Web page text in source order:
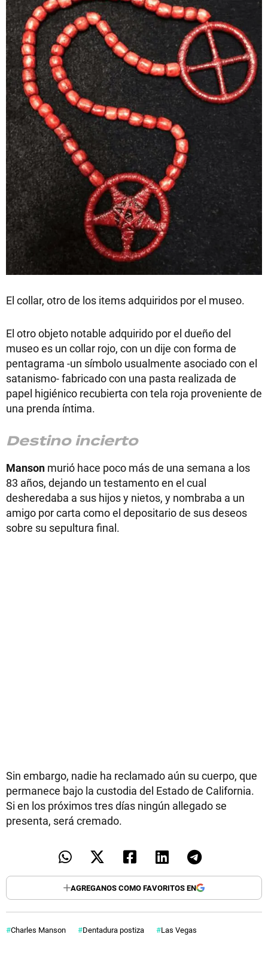
El collar, otro de los items adquiridos por el museo.
El otro objeto notable adquirido por el dueño del
museo es un collar rojo, con un dije con forma de
pentagrama -un símbolo usualmente asociado con el
satanismo- fabricado con una pasta realizada de
papel higiénico recubierta con tela roja proveniente de
una prenda íntima.
Destino incierto
Manson murió hace poco más de una semana a los
83 años, dejando un testamento en el cual
desheredaba a sus hijos y nietos, y nombraba a un
amigo por carta como el depositario de sus deseos
sobre su sepultura final.
Sin embargo, nadie ha reclamado aún su cuerpo, que
permanece bajo la custodia del Estado de California.
Si en los próximos tres días ningún allegado se
presenta, será cremado.
AGREGANOS COMO FAVORITOS EN
Charles Manson Dentadura postiza Las Vegas